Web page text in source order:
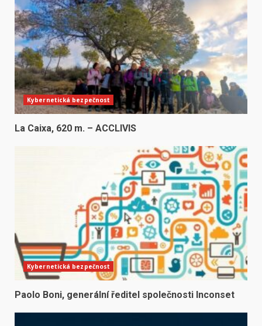
Kybernetická bezpečnost
La Caixa, 620 m. – ACCLIVIS
Kybernetická bezpečnost
Paolo Boni, generální ředitel společnosti Inconset